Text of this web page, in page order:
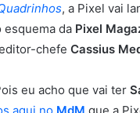
, a Pixel vai
esquema da Pixel
chefe Cassius
eu acho que vai ter